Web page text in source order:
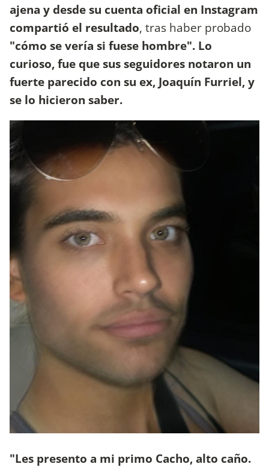
ajena y desde su cuenta oficial en Instagram
compartió el resultado, tras haber probado
"cómo se vería si fuese hombre". Lo
curioso, fue que sus seguidores notaron un
fuerte parecido con su ex, Joaquín Furriel, y
se lo hicieron saber.
"Les presento a mi primo Cacho, alto caño.